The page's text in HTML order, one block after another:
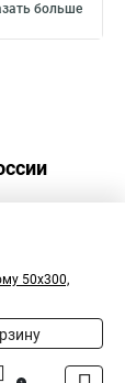
больше
50х300,